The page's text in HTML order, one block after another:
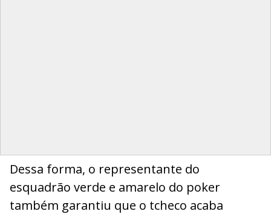
Dessa forma, o representante do
esquadrão verde e amarelo do poker
também garantiu que o tcheco acaba